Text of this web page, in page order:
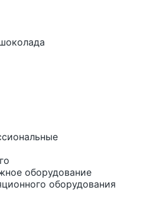
оборудование
оборудования